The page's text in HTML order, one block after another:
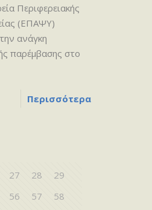
Περιφερειακής
(ΕΠΑΨΥ)
ανάγκη
παρέμβασης στο
Περισσότερα
27 28
29
56 57
58